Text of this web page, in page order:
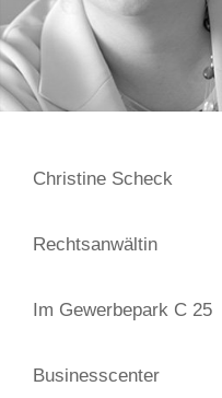
Christine Scheck
Rechtsanwältin
Im Gewerbepark C 25
Businesscenter